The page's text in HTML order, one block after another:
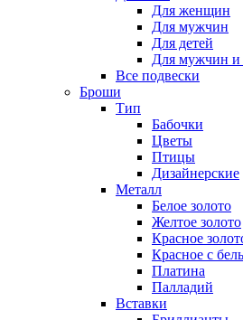
Для женщин
Для мужчин
Для детей
Для мужчин
Все подвески
Броши
Тип
Бабочки
Цветы
Птицы
Дизайнерские
Металл
Белое золото
Желтое золото
Красное
Красное с
Платина
Палладий
Вставки